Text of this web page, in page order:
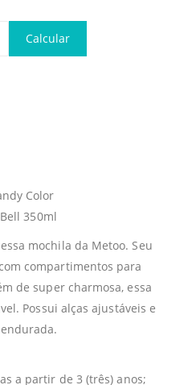
Calcular
Color
350ml
mochila da Metoo. Seu
compartimentos para
de super charmosa, essa
Possui alças ajustáveis e
a partir de 3 (três) anos;